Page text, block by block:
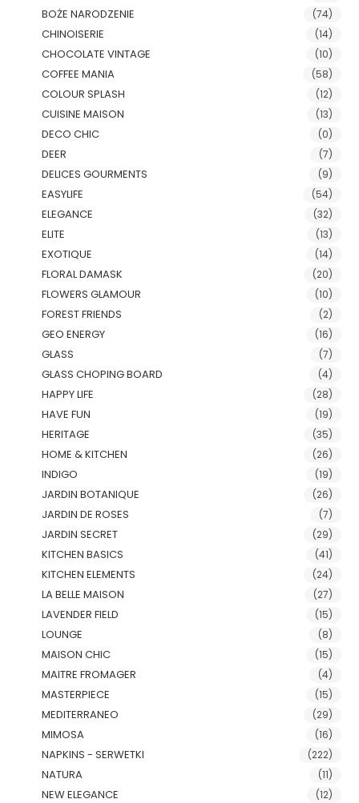
BOŻE NARODZENIE (74)
CHINOISERIE (14)
CHOCOLATE VINTAGE (10)
COFFEE MANIA (58)
COLOUR SPLASH (12)
CUISINE MAISON (13)
DECO CHIC (0)
DEER (7)
DELICES GOURMENTS (9)
EASYLIFE (54)
ELEGANCE (32)
ELITE (13)
EXOTIQUE (14)
FLORAL DAMASK (20)
FLOWERS GLAMOUR (10)
FOREST FRIENDS (2)
GEO ENERGY (16)
GLASS (7)
GLASS CHOPING BOARD (4)
HAPPY LIFE (28)
HAVE FUN (19)
HERITAGE (35)
HOME & KITCHEN (26)
INDIGO (19)
JARDIN BOTANIQUE (26)
JARDIN DE ROSES (7)
JARDIN SECRET (29)
KITCHEN BASICS (41)
KITCHEN ELEMENTS (24)
LA BELLE MAISON (27)
LAVENDER FIELD (15)
LOUNGE (8)
MAISON CHIC (15)
MAITRE FROMAGER (4)
MASTERPIECE (15)
MEDITERRANEO (29)
MIMOSA (16)
NAPKINS - SERWETKI (222)
NATURA (11)
NEW ELEGANCE (12)